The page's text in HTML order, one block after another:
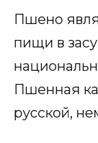
Пшено
пищи в
Пшенная
русской,